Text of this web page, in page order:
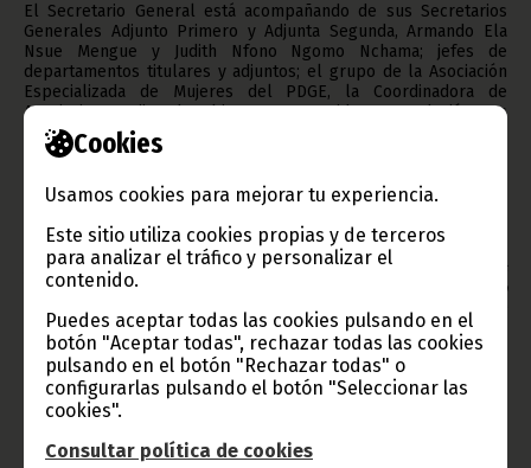
Cookies
Usamos cookies para mejorar tu experiencia.
Este sitio utiliza cookies propias y de terceros
para analizar el tráfico y personalizar el
contenido.
Puedes aceptar todas las cookies pulsando en el
botón "Aceptar todas", rechazar todas las cookies
pulsando en el botón "Rechazar todas" o
configurarlas pulsando el botón "Seleccionar las
cookies".
Consultar política de cookies
El Secretario General está acompañando de sus Secretarios
Generales Adjunto Primero y Adjunta Segunda, Armando Ela
Nsue Mengue y Judith Nfono Ngomo Nchama; jefes de
departamentos titulares y adjuntos; el grupo de la Asociación
Especializada de Mujeres del PDGE, la Coordinadora de
Asociaciones Hijos de Obiang y un nutrido grupo de jóvenes
que la acompañan, así como personal operativo de la Oficina
Nacional.
Dirección General de Prensa Escrita, Página Web
Institucional del Gobierno (DGPEPWIG)
Oficina de Información y Prensa de Guinea Ecuatorial
Aviso: La reproducción total o parcial de este artículo o de las
imágenes que lo acompañen debe hacerse, siempre y en todo
lugar, con la mención de la fuente de origen de la misma
(Oficina de Información y Prensa de Guinea Ecuatorial).